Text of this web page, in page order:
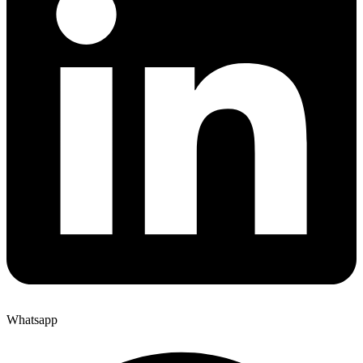
Whatsapp